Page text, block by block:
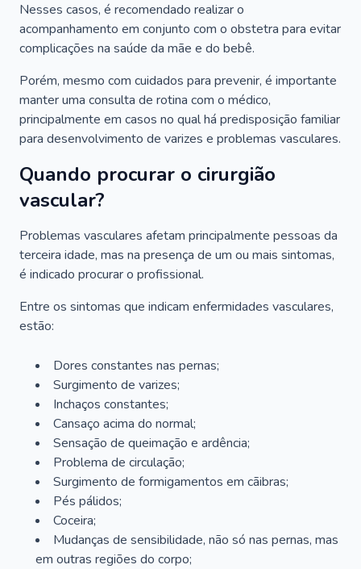
Nesses casos, é recomendado realizar o
acompanhamento em conjunto com o obstetra para evitar
complicações na saúde da mãe e do bebê.
Porém, mesmo com cuidados para prevenir, é importante
manter uma consulta de rotina com o médico,
principalmente em casos no qual há predisposição familiar
para desenvolvimento de varizes e problemas vasculares.
Quando procurar o cirurgião
vascular?
Problemas vasculares afetam principalmente pessoas da
terceira idade, mas na presença de um ou mais sintomas,
é indicado procurar o profissional.
Entre os sintomas que indicam enfermidades vasculares,
estão:
Dores constantes nas pernas;
Surgimento de varizes;
Inchaços constantes;
Cansaço acima do normal;
Sensação de queimação e ardência;
Problema de circulação;
Surgimento de formigamentos em cãibras;
Pés pálidos;
Coceira;
Mudanças de sensibilidade, não só nas pernas, mas
em outras regiões do corpo;